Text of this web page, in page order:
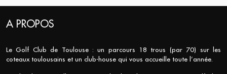
A PROPOS
Le Golf Club de Toulouse : un parcours 18 trous (par 70) sur les
coteaux toulousains et un club-house qui vous accueille toute l’année.